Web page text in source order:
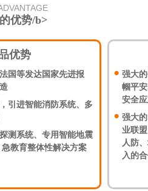
优势/b>
优势
国等发达国家先进报
引进智能消防系统、多
测系统、专用智能地震
教育整体性解决方案
强大
帼平
安全
强大
业联
人防
入的